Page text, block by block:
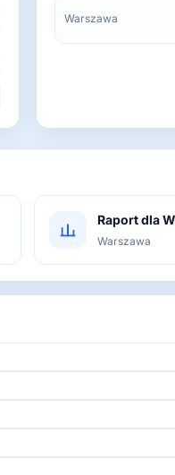
Warszawa
Raport dla
Warszawa